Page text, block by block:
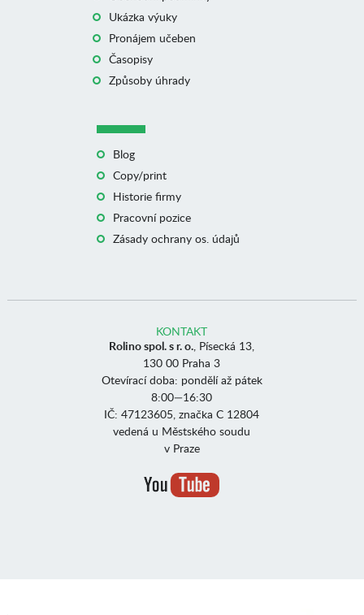
Ukázka výuky
Pronájem učeben
Časopisy
Způsoby úhrady
Blog
Copy/print
Historie firmy
Pracovní pozice
Zásady ochrany os. údajů
KONTAKT
Rolino spol. s r. o., Písecká 13,
130 00 Praha 3
Otevírací doba: pondělí až pátek
8:00—16:30
IČ: 47123605, značka C 12804
vedená u Městského soudu
v Praze